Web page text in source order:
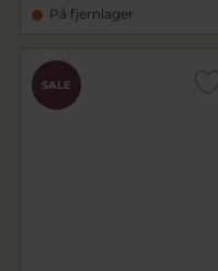
På fjernlager
PRIS
SALE